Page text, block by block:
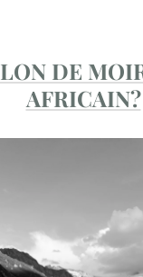
DE
AFRICAIN?